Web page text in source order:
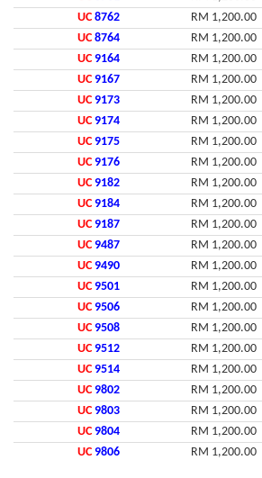
UC 8762
RM 1,200.00
UC 8764
RM 1,200.00
UC 9164
RM 1,200.00
UC 9167
RM 1,200.00
UC 9173
RM 1,200.00
UC 9174
RM 1,200.00
UC 9175
RM 1,200.00
UC 9176
RM 1,200.00
UC 9182
RM 1,200.00
UC 9184
RM 1,200.00
UC 9187
RM 1,200.00
UC 9487
RM 1,200.00
UC 9490
RM 1,200.00
UC 9501
RM 1,200.00
UC 9506
RM 1,200.00
UC 9508
RM 1,200.00
UC 9512
RM 1,200.00
UC 9514
RM 1,200.00
UC 9802
RM 1,200.00
UC 9803
RM 1,200.00
UC 9804
RM 1,200.00
UC 9806 RM 1,200.00